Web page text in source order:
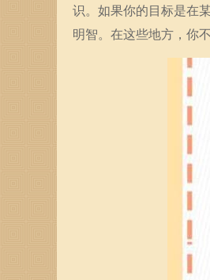
识。如果你的目标是在
明智。在这些地方，你